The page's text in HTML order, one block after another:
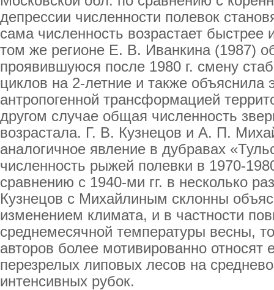
депрессии численности полевок
сама численность возрастает быстрее
том же регионе Е. В. Иванкина (1987)
проявившуюся после 1980 г. смену
циклов на 2-летние и также объяснила
антропогенной трансформацией
другом случае общая численность
возрастала. Г. В. Кузнецов и А. П.
аналогичное явление в дубравах
численность рыжей полевки в 1970-
сравнению с 1940-ми гг. в несколько
Кузнецов с Михайлиным склонны
изменением климата, и в частности
среднемесячной температуры весны,
авторов более мотивированно относят
перезрелых липовых лесов на
интенсивных рубок.